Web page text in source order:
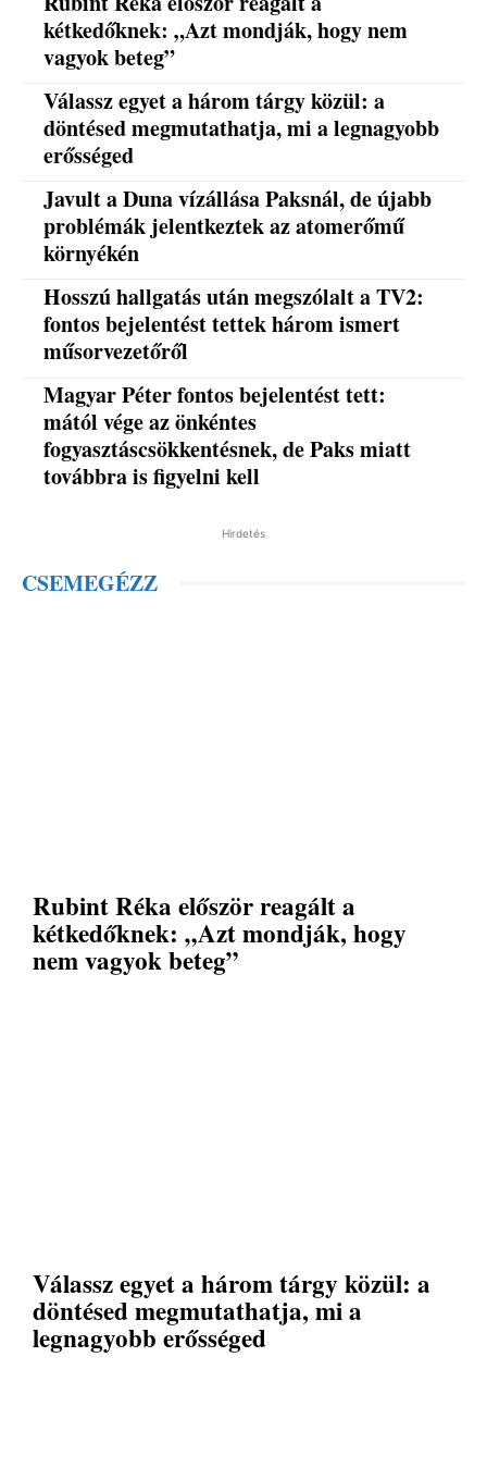
kétkedőknek: „Azt mondják, hogy nem
vagyok beteg”
Válassz egyet a három tárgy közül: a
döntésed megmutathatja, mi a legnagyobb
erősséged
Javult a Duna vízállása Paksnál, de újabb
problémák jelentkeztek az atomerőmű
környékén
Hosszú hallgatás után megszólalt a TV2:
fontos bejelentést tettek három ismert
műsorvezetőről
Magyar Péter fontos bejelentést tett:
mától vége az önkéntes
fogyasztáscsökkentésnek, de Paks miatt
továbbra is figyelni kell
Hirdetés
CSEMEGÉZZ
Rubint Réka először reagált a
kétkedőknek: „Azt mondják, hogy
nem vagyok beteg”
Válassz egyet a három tárgy közül: a
döntésed megmutathatja, mi a
legnagyobb erősséged